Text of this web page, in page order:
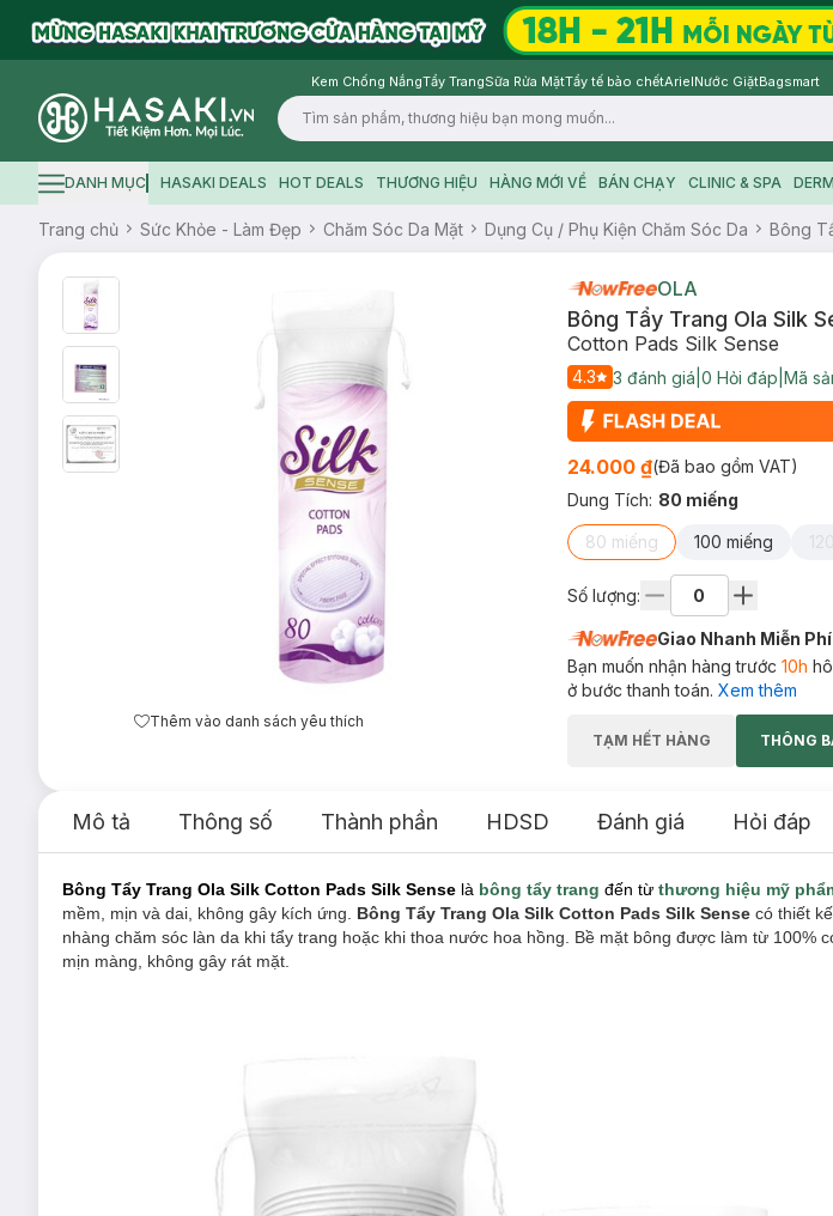
Kem Chống NắngTẩy TrangSữa Rửa MặtTẩy tế bào chếtArielNước GiặtBagsmart
Logo
Hamburger icon
DANH MỤC HASAKI DEALS HOT DEALS THƯƠNG HIỆU HÀNG MỚI VỀ BÁN CHẠY CLINIC & SPA
Trang chủ Sức Khỏe - Làm Đẹp Chăm Sóc Da Mặt Dụng Cụ / Phụ Kiện Chăm Sóc Da Bông
Thêm vào danh sách yêu thích
OLA
Bông Tẩy Trang Ola Silk
Cotton Pads Silk Sense
4.3 3 đánh giá 0 Hỏi đáp Mã
24.000 ₫(Đã bao gồm VAT)
Dung Tích: 80 miếng
80 miếng 100 miếng
Số lượng:
Giao Nhanh Miễn
Bạn muốn nhận hàng trước 10h
ở bước thanh toán. Xem thêm
TẠM HẾT HÀNG THÔNG
Mô tả Thông số Thành phần HDSD Đánh giá Hỏi đáp
Bông Tẩy Trang Ola Silk Cotton Pads Silk Sense là bông tẩy trang đến từ thương hiệu mỹ
mềm, mịn và dai, không gây kích ứng. Bông Tẩy Trang Ola Silk Cotton Pads Silk Sense có thiết kế
nhàng chăm sóc làn da khi tẩy trang hoặc khi thoa nước hoa hồng. Bề mặt bông được làm từ 100%
mịn màng, không gây rát mặt.